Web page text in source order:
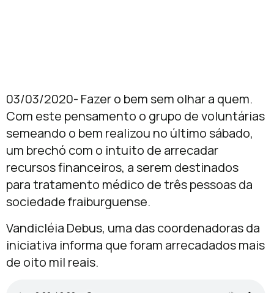
03/03/2020- Fazer o bem sem olhar a quem.
Com este pensamento o grupo de voluntárias
semeando o bem realizou no último sábado,
um brechó com o intuito de arrecadar
recursos financeiros, a serem destinados
para tratamento médico de três pessoas da
sociedade fraiburguense.
Vandicléia Debus, uma das coordenadoras da
iniciativa informa que foram arrecadados mais
de oito mil reais.